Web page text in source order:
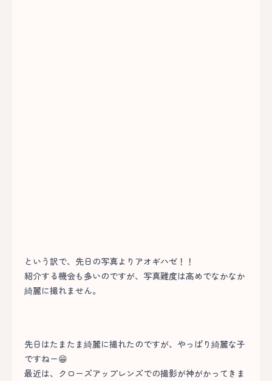
という訳で、先日の写真よりアオギハゼ！！
紹介する機会も多いのですが、写真難度は高めでなかなか
綺麗に撮れません。
先日はたまたま綺麗に撮れたのですが、やっぱり綺麗な子
ですねー😁
最近は、クローズアップレンズでの撮影が神がかってきま